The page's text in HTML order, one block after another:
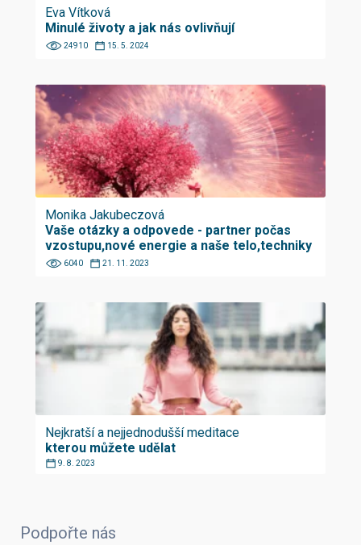
Eva Vítková
Minulé životy a jak nás ovlivňují
24910 15. 5. 2024
Monika Jakubeczová
Vaše otázky a odpovede - partner počas
vzostupu,nové energie a naše telo,techniky
6040 21. 11. 2023
Nejkratší a nejjednodušší meditace
kterou můžete udělat
9. 8. 2023
Podpořte nás